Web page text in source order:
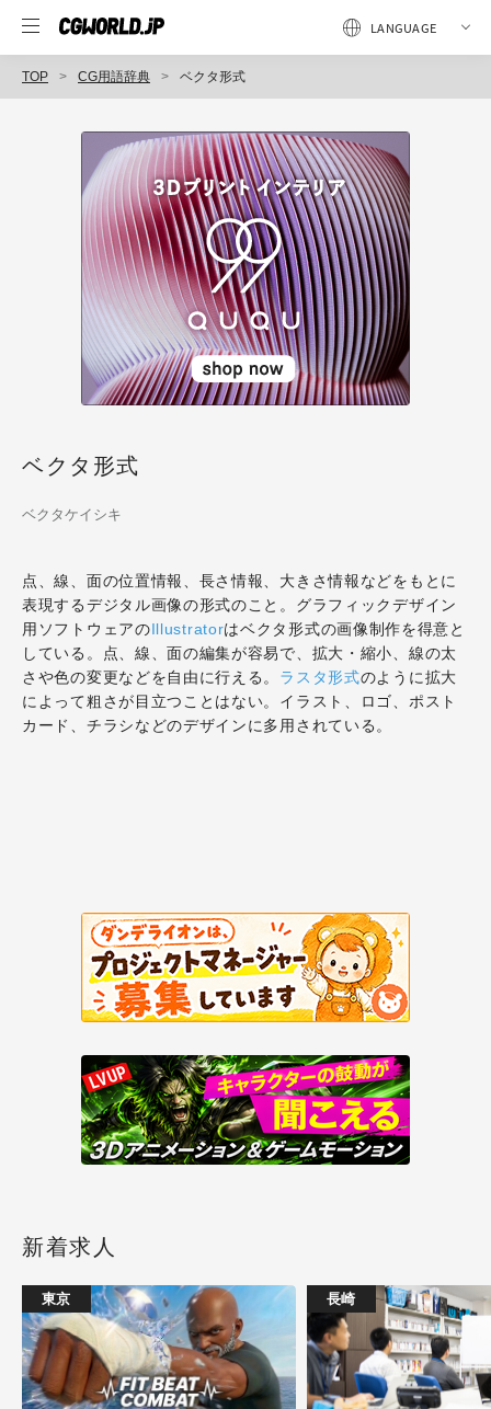
TOP CG用語辞典 ベクタ形式
ベクタ形式
ベクタケイシキ
点、線、面の位置情報、長さ情報、大きさ情報などをもとに
表現するデジタル画像の形式のこと。グラフィックデザイン
用ソフトウェアのIllustratorはベクタ形式の画像制作を得意と
している。点、線、面の編集が容易で、拡大・縮小、線の太
さや色の変更などを自由に行える。 ラスタ形式のように拡大
によって粗さが目立つことはない。イラスト、ロゴ、ポスト
カード、チラシなどのデザインに多用されている。
新着求人
東京 長崎